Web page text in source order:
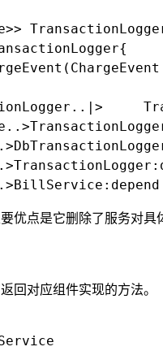
implement
优点是它删除了服务对具
回对应组件实现的方法。